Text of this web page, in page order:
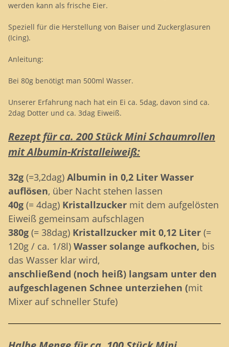
werden kann als frische Eier.
Speziell für die Herstellung von Baiser und Zuckerglasuren
(Icing).
Anleitung:
Bei 80g benötigt man 500ml Wasser.
Unserer Erfahrung nach hat ein Ei ca. 5dag, davon sind ca.
2dag Dotter und ca. 3dag Eiweiß.
Rezept für ca. 200 Stück Mini Schaumrollen
mit Albumin-Kristalleiweiß:
32g (=3,2dag) Albumin in 0,2 Liter Wasser
auflösen, über Nacht stehen lassen
40g (= 4dag) Kristallzucker mit dem aufgelösten
Eiweiß gemeinsam aufschlagen
380g (= 38dag) Kristallzucker mit 0,12 Liter (=
120g / ca. 1/8l) Wasser solange aufkochen, bis
das Wasser klar wird,
anschließend (noch heiß) langsam unter den
aufgeschlagenen Schnee unterziehen (mit
Mixer auf schneller Stufe)